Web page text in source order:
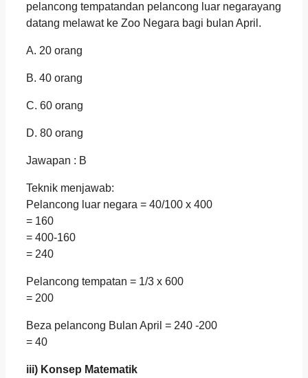
pelancong tempatandan pelancong luar negarayang
datang melawat ke Zoo Negara bagi bulan April.
A. 20 orang
B. 40 orang
C. 60 orang
D. 80 orang
Jawapan : B
Teknik menjawab:
Pelancong luar negara = 40/100 x 400
= 160
= 400-160
= 240
Pelancong tempatan = 1/3 x 600
= 200
Beza pelancong Bulan April = 240 -200
= 40
iii) Konsep Matematik